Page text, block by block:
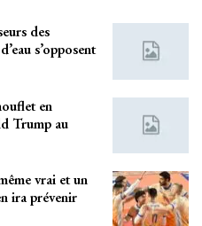
des
s’opposent
en
Trump au
vrai et un
ira prévenir